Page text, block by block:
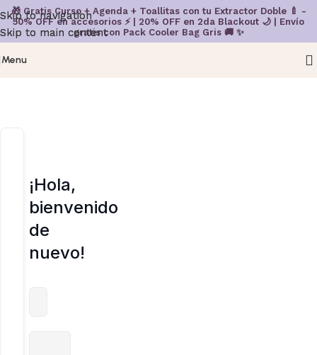
Skip to navigation
Skip to main content
Skip to navigation
Skip to main content
🎁 Gratis Curso + Agenda + Toallitas con tu Extractor Doble 🍼 -
50% OFF en accesorios ⚡ | 20% OFF en 2da Blackout 🌙 | Envío
gratis con Pack Cooler Bag Gris 🚚 ✨
Menu
¡Hola,
bienvenido
de
nuevo!